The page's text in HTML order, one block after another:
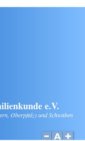
e.V.
Oberpfalz) und Schwaben